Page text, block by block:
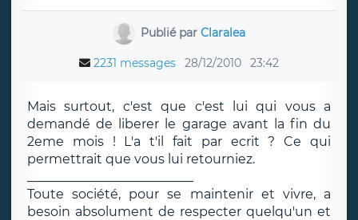
Publié parClaralea
2231 messages 28/12/2010 23:42
Mais surtout, c'est que c'est lui qui vous a
demandé de liberer le garage avant la fin du
2eme mois ! L'a t'il fait par ecrit ? Ce qui
permettrait que vous lui retourniez.
Toute société, pour se maintenir et vivre, a
besoin absolument de respecter quelqu'un et